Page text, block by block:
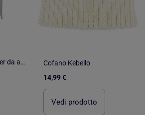
3 x LIONELO Organizer da appendere per culla - Porta pannolini - Cestino
Cofano Kebello
14,99 €
Vedi prodotto